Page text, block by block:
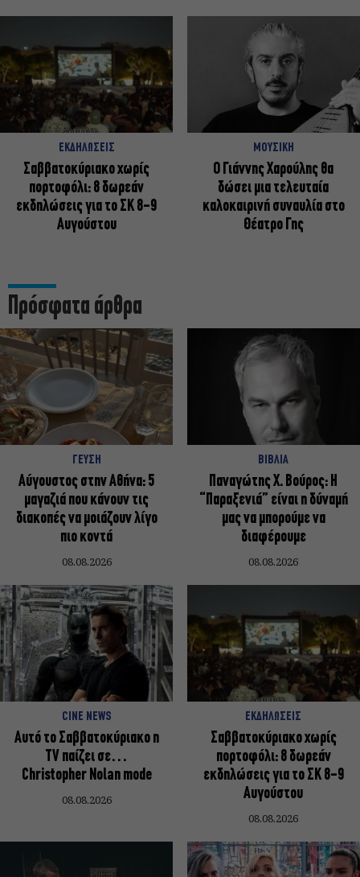
ΕΚΔΗΛΩΣΕΙΣ
Σαββατοκύριακο χωρίς
πορτοφόλι: 8 δωρεάν
εκδηλώσεις για το ΣΚ 8-9
Αυγούστου
ΜΟΥΣΙΚΗ
Ο Γιάννης Χαρούλης θα
δώσει μια τελευταία
καλοκαιρινή συναυλία στο
Θέατρο Γης
Πρόσφατα άρθρα
ΓΕΥΣΗ
Αύγουστος στην Αθήνα: 5
μαγαζιά που κάνουν τις
διακοπές να μοιάζουν λίγο
πιο κοντά
08.08.2026
ΒΙΒΛΙΑ
Παναγώτης Χ. Βούρος: Η
“Παραξενιά” είναι η δύναμή
μας να μπορούμε να
διαφέρουμε
08.08.2026
CINE NEWS
Αυτό το Σαββατοκύριακο η
TV παίζει σε…
Christopher Nolan mode
08.08.2026
ΕΚΔΗΛΩΣΕΙΣ
Σαββατοκύριακο χωρίς
πορτοφόλι: 8 δωρεάν
εκδηλώσεις για το ΣΚ 8-9
Αυγούστου
08.08.2026